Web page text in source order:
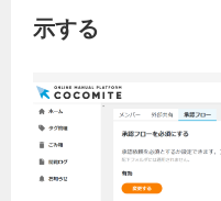
示する